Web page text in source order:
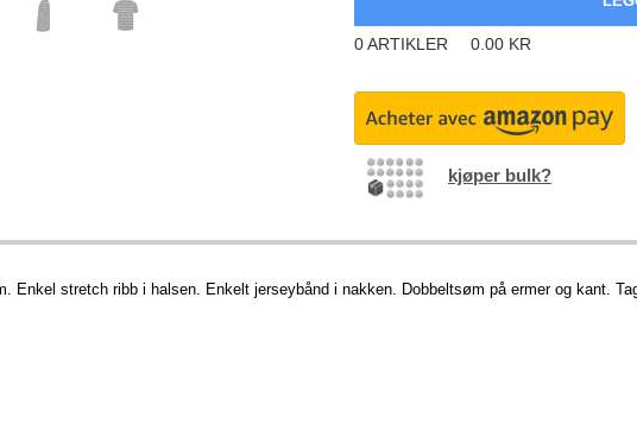
0ARTIKLER 0.00 KR
kjøper bulk?
Enkel stretch ribb i halsen. Enkelt jerseybånd i nakken. Dobbeltsøm på ermer og kant.